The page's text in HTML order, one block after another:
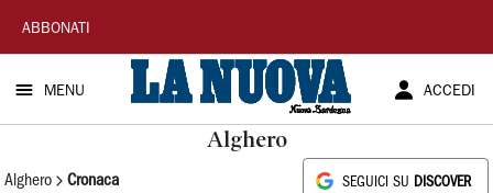
La
Nuova
Sardegna
ABBONATI
MENU ACCEDI
Alghero
Alghero Cronaca SEGUICI SU DISCOVER